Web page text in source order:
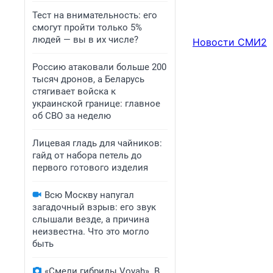
Тест на внимательность: его
смогут пройти только 5%
людей — вы в их числе?
Россию атаковали больше 200
тысяч дронов, а Беларусь
стягивает войска к
украинской границе: главное
об СВО за неделю
Лицевая гладь для чайников:
гайд от набора петель до
первого готового изделия
Всю Москву напугал
загадочный взрыв: его звук
слышали везде, а причина
неизвестна. Что это могло
быть
Новости СМИ2